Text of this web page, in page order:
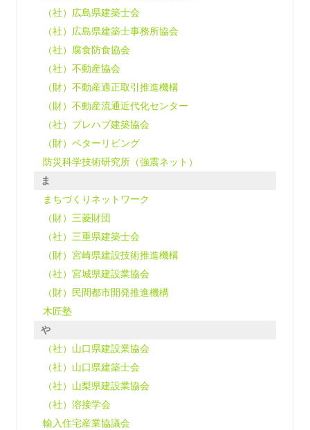
（社）広島県建築士会
（社）広島県建築士事務所協会
（社）腐食防食協会
（社）不動産協会
（財）不動産適正取引推進機構
（財）不動産流通近代化センター
（社）プレハブ建築協会
（財）ベターリビング
防災科学技術研究所（強震ネット）
ま
まちづくりネットワーク
（財）三菱財団
（社）三重県建築士会
（財）宮崎県建設技術推進機構
（社）宮城県建設業協会
（財）民間都市開発推進機構
木匠塾
や
（社）山口県建設業協会
（社）山口県建築士会
（社）山梨県建設業協会
（社）溶接学会
輸入住宅産業協議会